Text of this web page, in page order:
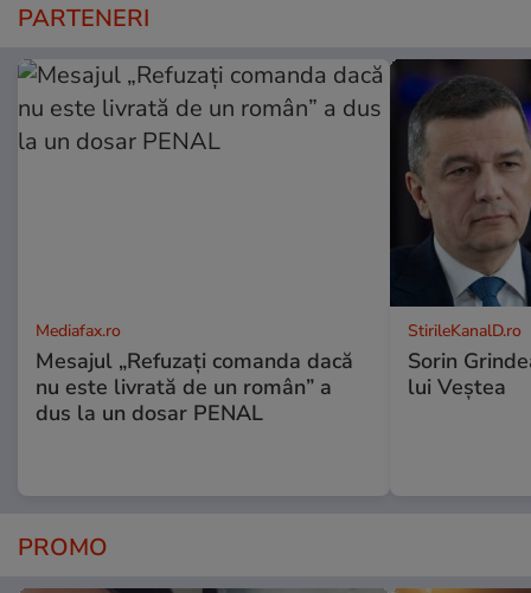
PARTENERI
Mediafax.ro
Mesajul „Refuzați comanda dacă
nu este livrată de un român” a
dus la un dosar PENAL
StirileKanalD.ro
Sorin
lui Veștea
PROMO